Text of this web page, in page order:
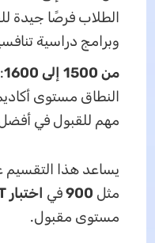
الطلاب فرصًا جيدة
وبرامج دراسية
من 1500 إلى 1600
النطاق مستوى
مهم للقبول في
يساعد هذا التقسيم
مثل 900في اختبار SAT
مستوى مقبول.